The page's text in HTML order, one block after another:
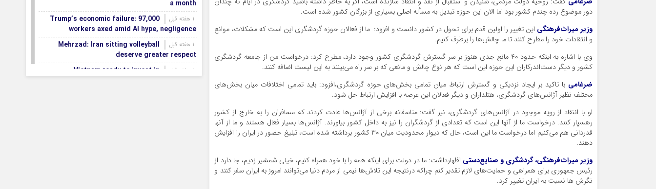
دور موضوع رده چندم کشور بود اما الان این حوزه تبدیل به مسأله اصلی بسیاری از بزرگان کشور شده است.
وزیر میراث‌فرهنگی این تغییر را اولین قدم برای تحول در کشور دانست و افزود: ما از فعالان حوزه گردشگری این است که مشکلات، موانع
و انتقادات خود را مطرح کنند تا ما چالش‌ها را برطرف کنیم.
وی با اشاره به اینکه حدود ۴۰ مانع جدی هنوز بر سر گسترش گردشگری کشور وجود دارد، مطرح کرد: درخواست من از جامعه گردشگری
کشور و دیگر دست‌اندرکاران این حوزه این است که هر نوع چالش و مانعی که بر سر راه می‌بینند به این لیست اضافه کنند.
ضرغامی با تاکید بر ایجاد نزدیکی و گسترش ارتباط میان تمامی بخش‌های حوزه گردشگری،افزود: باید تمامی اختلافات میان بخش‌های
مختلف نظیر آژانس‌های گردشگری، هتلداران و دیگر فعالان این عرصه با افزایش ارتباط حل شود.
او با انتقاد از رویه موجود در آژانس‌های گردشگری، نیز گفت: متاسفانه برخی از آژانس‌ها عادت کردند که مسافران را به خارج از کشور
رهسپار کنند. درخواست ما از آنها این است که تعدادی از گردشگران را نیز به داخل کشور بیاورند. آژانس‌ها بسیار فعال هستند و ما از آنها
قدردانی هم‌ می‌کنیم اما درخواست ما این است، حال که دیوار محدودیت میان ۳۰ کشور برداشته شده است، تبلیغ حضور در ایران را افزایش
دهند.
وزیر میراث‌فرهنگی، گردشگری و صنایع‌دستی اظهارداشت: ما در دولت برای اینکه همه را با خود همراه کنیم، خیلی شمشیر زدیم، جا دارد از
رئیس‌ جمهوری برای همراهی و حمایت‌های لازم تقدیر کنم چراکه درنتیجه این تلاش‌ها نیمی از مردم دنیا می‌توانند امروز به ایران سفر کنند و
نگرش ها نسبت به ایران تغییر کرد.
a month
Trump’s economic failure: 97,000
workers axed amid AI hype, negligence
Mehrzad: Iran sitting volleyball
deserve greater respect
Vietnam ready to invest in